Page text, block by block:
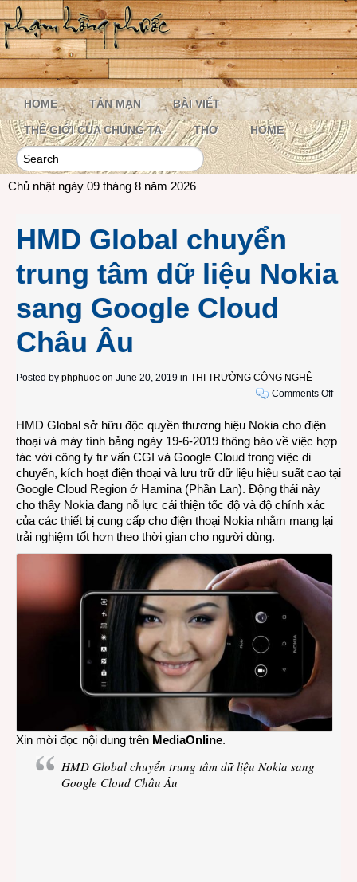
HOME TẢN MẠN BÀI VIẾT
THẾ GIỚI CỦA CHÚNG TA THƠ HOME
Chủ nhật ngày 09 tháng 8 năm 2026
HMD Global chuyển
trung tâm dữ liệu Nokia
sang Google Cloud
Châu Âu
Posted by phphuoc on June 20, 2019 in THỊ TRƯỜNG CÔNG NGHỆ
Comments Offon
tâm
Nokia
HMD Global sở hữu độc quyền thương hiệu Nokia cho điện
thoại và máy tính bảng ngày 19-6-2019 thông báo về việc hợp
tác với công ty tư vấn CGI và Google Cloud trong việc di
chuyển, kích hoạt điện thoại và lưu trữ dữ liệu hiệu suất cao tại
Google Cloud Region ở Hamina (Phần Lan). Động thái này
cho thấy Nokia đang nỗ lực cải thiện tốc độ và độ chính xác
của các thiết bị cung cấp cho điện thoại Nokia nhằm mang lại
trải nghiệm tốt hơn theo thời gian cho người dùng.
Xin mời đọc nội dung trên MediaOnline.
HMD Global chuyển trung tâm dữ liệu Nokia sang
Google Cloud Châu Âu